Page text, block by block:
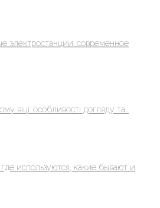
электростанции: современное
віці: особливості догляду та...
используются, какие бывают и